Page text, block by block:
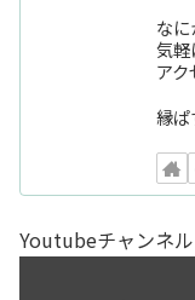
な
気軽
アク
縁ぱ
Youtubeチャンネル